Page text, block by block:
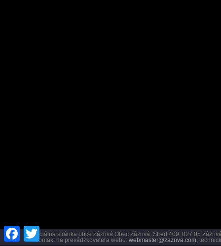
Oficiálna stránka obce Zázrivá Obec Zázrivá, Stred 409, 027 05
kontakt na prevádzkovateľa webu: webmaster@zazriva.com,
FacebookTwitter